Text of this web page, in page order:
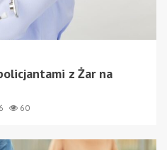
z Żar na
60